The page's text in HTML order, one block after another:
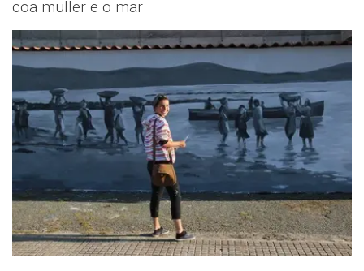
coa muller e o mar